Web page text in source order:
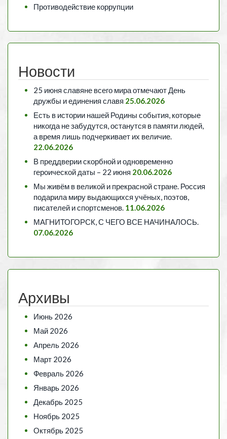
Противодействие коррупции
Новости
25 июня славяне всего мира отмечают День
дружбы и единения славя 25.06.2026
Есть в истории нашей Родины события, которые
никогда не забудутся, останутся в памяти людей,
а время лишь подчеркивает их величие.
22.06.2026
В преддверии скорбной и одновременно
героической даты – 22 июня 20.06.2026
Мы живём в великой и прекрасной стране. Россия
подарила миру выдающихся учёных, поэтов,
писателей и спортсменов. 11.06.2026
МАГНИТОГОРСК, С ЧЕГО ВСЕ НАЧИНАЛОСЬ.
07.06.2026
Архивы
Июнь 2026
Май 2026
Апрель 2026
Март 2026
Февраль 2026
Январь 2026
Декабрь 2025
Ноябрь 2025
Октябрь 2025